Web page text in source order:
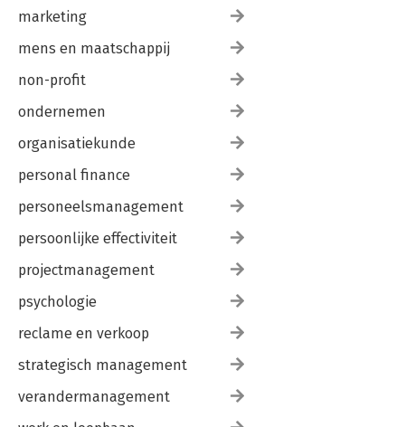
marketing
mens en maatschappij
non-profit
ondernemen
organisatiekunde
personal finance
personeelsmanagement
persoonlijke effectiviteit
projectmanagement
psychologie
reclame en verkoop
strategisch management
verandermanagement